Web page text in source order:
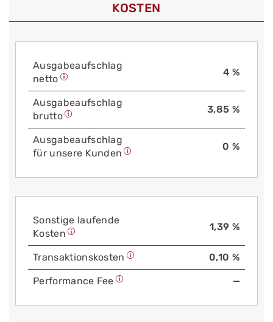
KOSTEN
Aus­gabe­auf­schlag
netto
4 %
Aus­gabe­auf­schlag
brutto
3,85 %
Aus­gabe­auf­schlag
für unsere Kunden
0 %
Sonstige laufende
Kosten
1,39 %
Trans­aktions­kosten 0,10 %
Performance Fee —